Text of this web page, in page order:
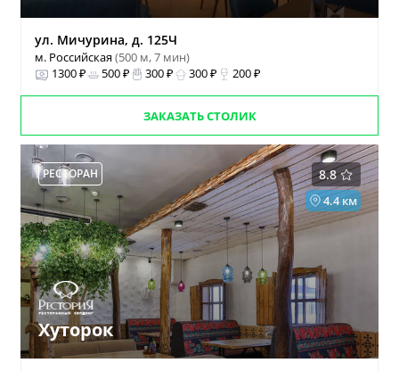
ул. Мичурина, д. 125Ч
м. Российская(500 м, 7 мин)
1300 ₽
500 ₽ 300 ₽ 300 ₽ 200 ₽
ЗАКАЗАТЬ СТОЛИК
8.8
РЕСТОРАН
4.4 км
Хуторок